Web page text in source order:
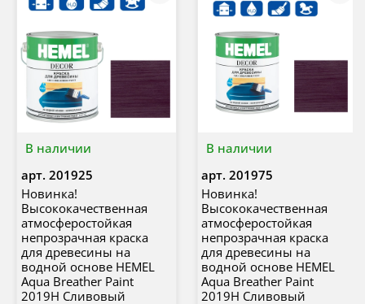
В наличии
арт. 201925
Новинка!
Высококачественная
атмосферостойкая
непрозрачная краска
для древесины на
водной основе HEMEL
Aqua Breather Paint
2019H Сливовый
В наличии
арт. 201975
Новинка!
Высококачественная
атмосферостойкая
непрозрачная краска
для древесины на
водной основе HEMEL
Aqua Breather Paint
2019H Сливовый